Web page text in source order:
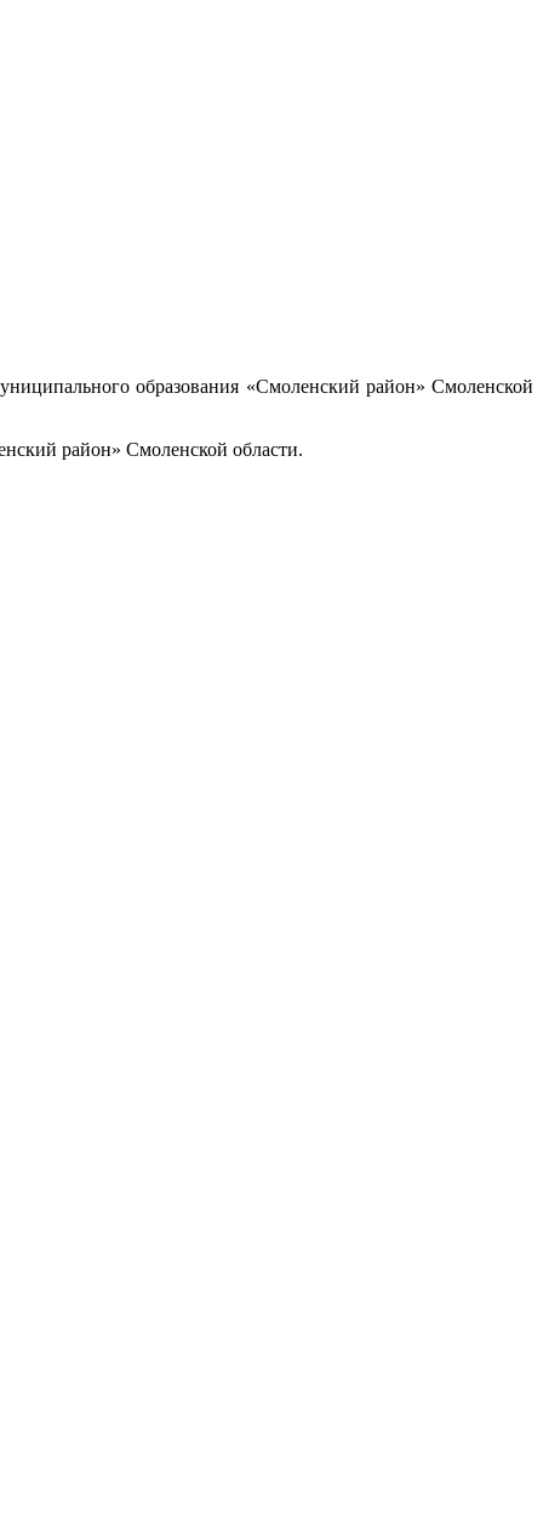
образования «Смоленский район» Смоленской
район» Смоленской области.